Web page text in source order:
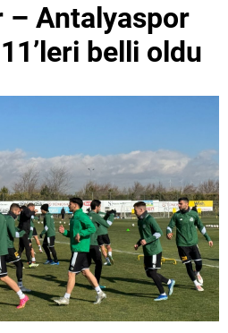
– Antalyaspor
belli oldu